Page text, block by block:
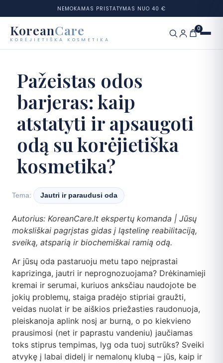
NEMOKAMAS PRISTATYMAS NUO 40 €
KoreanCare
KORĖJIETIŠKA KOSMETIKA
0
Kategorijos
Odos tipai
Rinkiniai
Odos testas
Tinklaraštis
DUK
Kontaktai
Apsipirkti
turinioPažeistas odos
barjeras: kaip
atstatyti ir apsaugoti
odą su korėjietiška
kosmetika?
Tema: Jautri ir paraudusi oda
Autorius: KoreanCare.lt ekspertų komanda | Jūsų
moksliškai pagrįstas gidas į ląstelinę reabilitaciją,
sveiką, atsparią ir biochemiškai ramią odą.
Ar jūsų oda pastaruoju metu tapo neįprastai
kaprizinga, jautri ir neprognozuojama? Drėkinamieji
kremai ir serumai, kuriuos anksčiau naudojote be
jokių problemų, staiga pradėjo stipriai graužti,
veidas nuolat ir be aiškios priežasties raudonuoja,
pleiskanoja aplink nosį ar burną, o po kiekvieno
prausimosi (net ir paprastu vandeniu) jaučiamas
toks stiprus tempimas, lyg oda tuoj sutrūks? Sveiki
atvykę į labai didelį ir nemalonų klubą – jūs, kaip ir